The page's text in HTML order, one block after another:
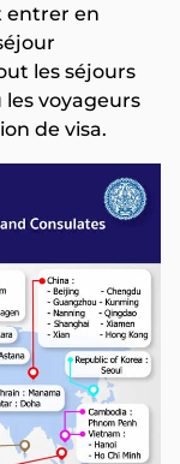
entrer en
les séjours
voyageurs
de visa.